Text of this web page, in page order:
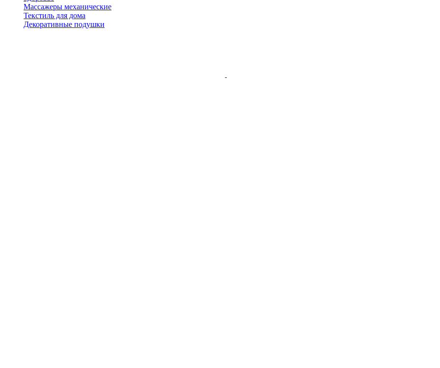
Массажеры механические
Текстиль для дома
Декоративные подушки